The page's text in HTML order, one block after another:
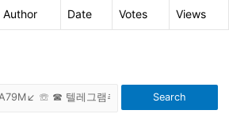
Author Date Votes Views
Search